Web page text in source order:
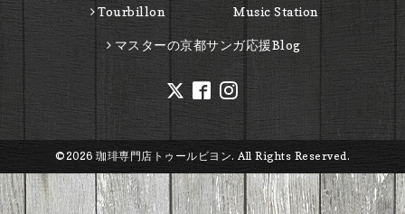
Tourbillon Music Station
マスターの京都サンガ応援Blog
©2026 珈琲専門店トゥールビヨン. All Rights Reserved.